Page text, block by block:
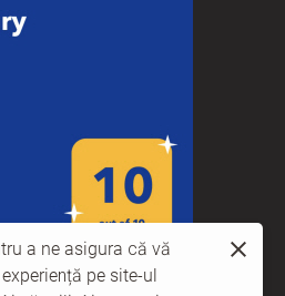
a ne asigura că vă
pe site-ul